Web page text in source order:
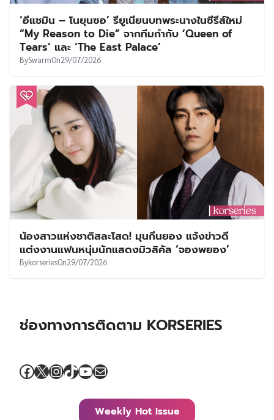
‘อีแชมิน – โนยุนซอ’ รียูเนียนบทพระนางในซีรีส์ใหม่
“My Reason to Die” จากทีมกำกับ ‘Queen of
Tears’ และ ‘The East Palace’
BySwarmOn29/07/2026
น้องสาวแห่งชาติสละโสด! มุนกึนยอง แจ้งข่าวดี
แต่งงานแฟนหนุ่มนักแสดงมิวสิคัล ‘จองพยอง’
BykorseriesOn29/07/2026
ช่องทางการติดตาม KORSERIES
Facebook
X Instagram
TikTok
YouTube
Mail
Weekly Hot Issue